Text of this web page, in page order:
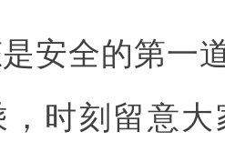
安全的第一
时刻留意